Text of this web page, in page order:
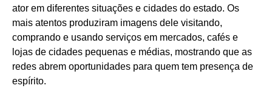
ator em diferentes situações e cidades do estado. Os
mais atentos produziram imagens dele visitando,
comprando e usando serviços em mercados, cafés e
lojas de cidades pequenas e médias, mostrando que as
redes abrem oportunidades para quem tem presença de
espírito.